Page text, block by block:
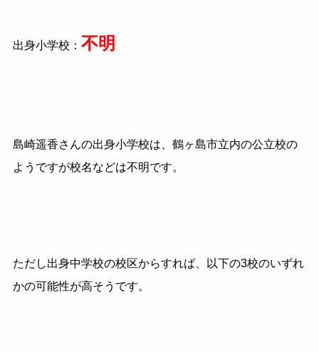
出身小学校： 不明
島崎遥香さんの出身小学校は、鶴ヶ島市立内の公立校の
ようですが校名などは不明です。
ただし出身中学校の校区からすれば、以下の3校のいずれ
かの可能性が高そうです。